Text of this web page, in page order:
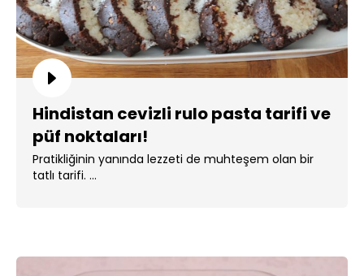
Hindistan cevizli rulo pasta tarifi ve
püf noktaları!
Pratikliğinin yanında lezzeti de muhteşem olan bir
tatlı tarifi. ...